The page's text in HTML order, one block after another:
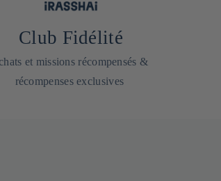
Club Fidélité
et missions récompensés &
récompenses exclusives